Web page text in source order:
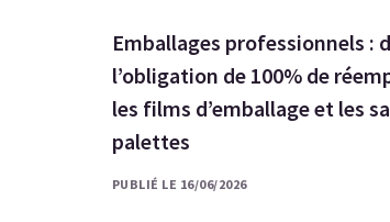
Emballages professionnels :
l’obligation de 100% de
les films d’emballage et les
palettes
PUBLIÉ LE 16/06/2026